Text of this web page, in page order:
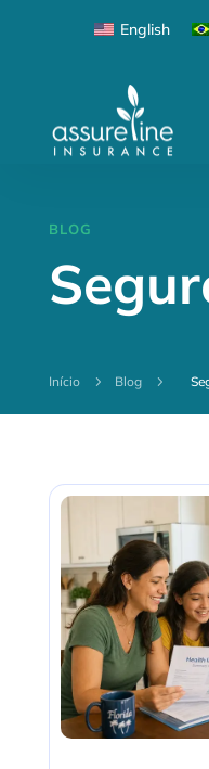
English
BLOG
Início 5 Blog 5